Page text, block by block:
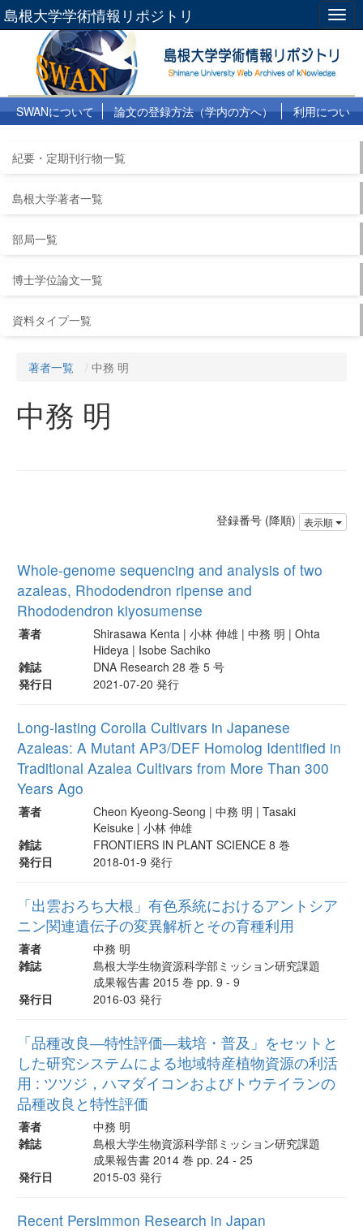
島根大学学術情報リポジトリ
SWANについて 論文の登録方法（学内の方へ）
利用につい
紀要・定期刊行物一覧
島根大学著者一覧
部局一覧
博士学位論文一覧
資料タイプ一覧
著者一覧 中務 明
中務 明
登録番号 (降順) 表示順
Whole-genome sequencing and analysis of two
azaleas, Rhododendron ripense and
Rhododendron kiyosumense
著者
Shirasawa Kenta | 小林 伸雄 | 中務 明 | Ohta
Hideya | Isobe Sachiko
雑誌
DNA Research 28 巻 5 号
発行日
2021-07-20 発行
Long-lasting Corolla Cultivars in Japanese
Azaleas: A Mutant AP3/DEF Homolog Identified in
Traditional Azalea Cultivars from More Than 300
Years Ago
著者
Cheon Kyeong-Seong | 中務 明 | Tasaki
Keisuke | 小林 伸雄
雑誌
FRONTIERS IN PLANT SCIENCE 8 巻
発行日
2018-01-9 発行
「出雲おろち大根」有色系統におけるアントシア
ニン関連遺伝子の変異解析とその育種利用
著者
中務 明
雑誌
島根大学生物資源科学部ミッション研究課題
成果報告書 2015 巻 pp. 9 - 9
発行日
2016-03 発行
「品種改良―特性評価―栽培・普及」をセットと
した研究システムによる地域特産植物資源の利活
用 : ツツジ，ハマダイコンおよびトウテイランの
品種改良と特性評価
著者
中務 明
雑誌
島根大学生物資源科学部ミッション研究課題
成果報告書 2014 巻 pp. 24 - 25
発行日
2015-03 発行
Recent Persimmon Research in Japan